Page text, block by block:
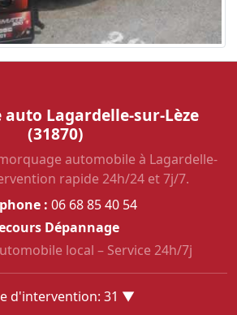
auto Lagardelle-sur-Lèze
(31870)
automobile à Lagardelle-
rapide 24h/24 et 7j/7.
: 06 68 85 40 54
Dépannage
local – Service 24h/7j
d'intervention: 31 ▼